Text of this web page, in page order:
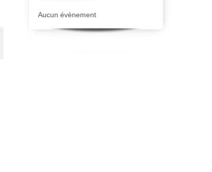
Aucun évènement